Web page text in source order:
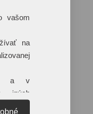
vašom
na
a v
iných